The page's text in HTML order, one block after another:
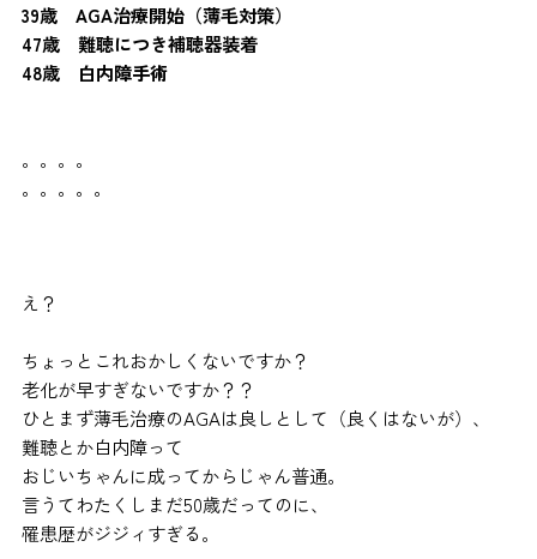
39歳 AGA治療開始（薄毛対策）
47歳 難聴につき補聴器装着
48歳 白内障手術
。。。。
。。。。。
え？
ちょっとこれおかしくないですか？
老化が早すぎないですか？？
ひとまず薄毛治療のAGAは良しとして（良くはないが）、
難聴とか白内障って
おじいちゃんに成ってからじゃん普通。
言うてわたくしまだ50歳だってのに、
罹患歴がジジィすぎる。